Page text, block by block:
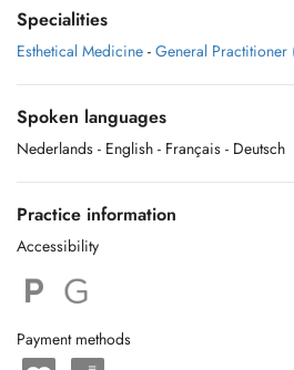
Specialities
Esthetical Medicine - General Practitioner
Spoken languages
Nederlands - English - Français - Deutsch
Practice information
Accessibility
Payment methods